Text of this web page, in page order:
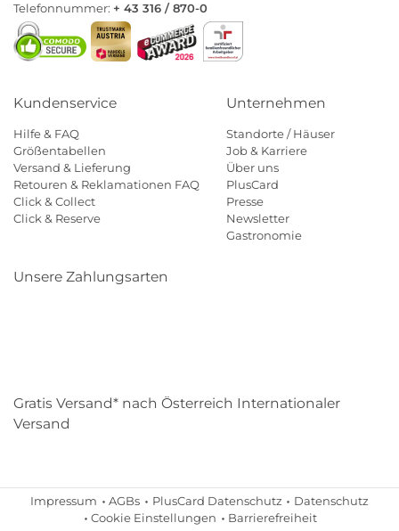
Telefonnummer: + 43 316 / 870-0
Kundenservice
Hilfe & FAQ
Größentabellen
Versand & Lieferung
Retouren & Reklamationen FAQ
Click & Collect
Click & Reserve
Unternehmen
Standorte / Häuser
Job & Karriere
Über uns
PlusCard
Presse
Newsletter
Gastronomie
Unsere Zahlungsarten
Gratis Versand* nach Österreich Internationaler
Versand
Impressum AGBs PlusCard Datenschutz
Datenschutz
Cookie Einstellungen
Barrierefreiheit